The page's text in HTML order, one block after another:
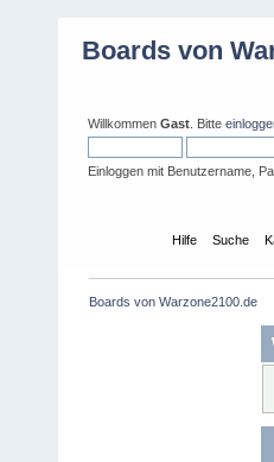
Boards von
Willkommen Gast . Bitte
Einloggen mit Benutzername,
Hilfe Suche
Boards von Warzone2100.de